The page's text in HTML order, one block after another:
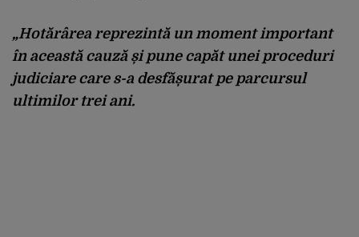
„Hotărârea reprezintă un moment important
în această cauză și pune capăt unei proceduri
judiciare care s-a desfășurat pe parcursul
ultimilor trei ani.